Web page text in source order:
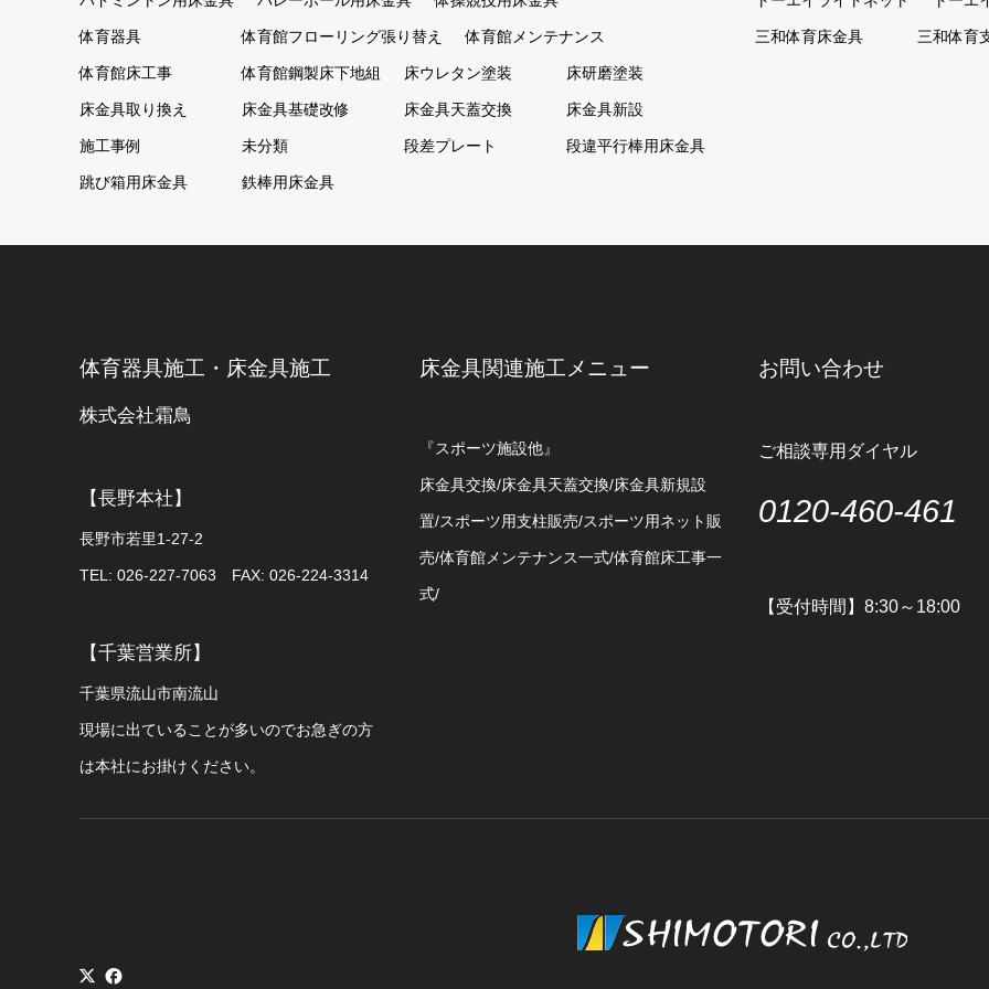
体育器具 体育館フローリング張り替え 体育館メンテナンス
体育館床工事 体育館鋼製床下地組 床ウレタン塗装 床研磨塗装
床金具取り換え 床金具基礎改修 床金具天蓋交換 床金具新設
施工事例 未分類 段差プレート 段違平行棒用床金具
跳び箱用床金具 鉄棒用床金具
三和体育床金具 三和体育
体育器具施工・床金具施工
株式会社霜鳥
【長野本社】
長野市若里1-27-2
TEL: 026-227-7063 FAX: 026-224-3314
【千葉営業所】
千葉県流山市南流山
現場に出ていることが多いのでお急ぎの方
は本社にお掛けください。
床金具関連施工メニュー
『スポーツ施設他』
床金具交換/床金具天蓋交換/床金具新規設
置/スポーツ用支柱販売/スポーツ用ネット販
売/体育館メンテナンス一式/体育館床工事一
式/
お問い合わせ
ご相談専用ダイヤル
0120-460-461
【受付時間】8:30～18:00